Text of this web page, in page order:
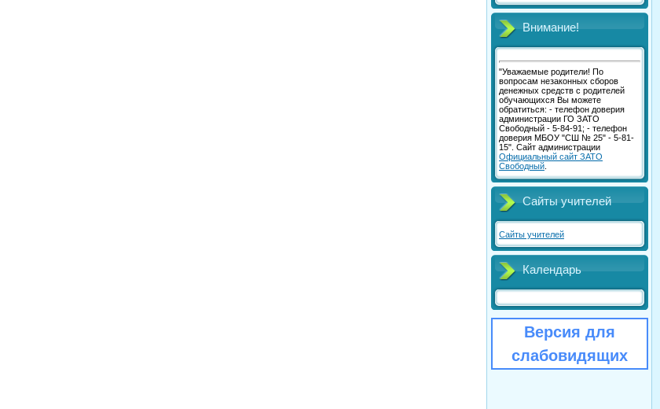
Внимание!
"Уважаемые родители! По
вопросам незаконных сборов
денежных средств с родителей
обучающихся Вы можете
обратиться: - телефон доверия
администрации ГО ЗАТО
Свободный - 5-84-91; - телефон
доверия МБОУ "СШ № 25" - 5-81-
15". Сайт администрации
Официальный сайт ЗАТО
Свободный
Сайты учителей
Сайты учителей
Календарь
Версия для
слабовидящих